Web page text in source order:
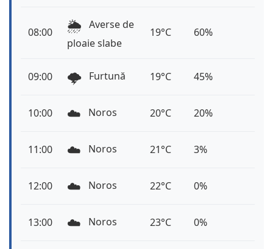
08:00 🌦️ Averse de
ploaie slabe
19°C 60%
09:00 🌩️ Furtună 19°C 45%
10:00 ☁️ Noros 20°C 20%
11:00 ☁️ Noros 21°C 3%
12:00 ☁️ Noros 22°C 0%
13:00 ☁️ Noros 23°C 0%